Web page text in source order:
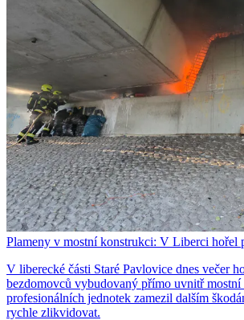
Plameny v mostní konstrukci: V Liberci hořel
V liberecké části Staré Pavlovice dnes večer
bezdomovců vybudovaný přímo uvnitř mostní
profesionálních jednotek zamezil dalším
rychle zlikvidovat.